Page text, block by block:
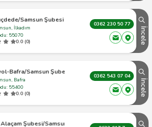
Samsun Şubesi Atm
İlkadım
55070
0.0 (0)
0362 230 50 77
İncele
Samsun Şubesi Atm
Bafra
55400
0.0 (0)
0362 543 07 04
İncele
Şubesi/Samsun Atm